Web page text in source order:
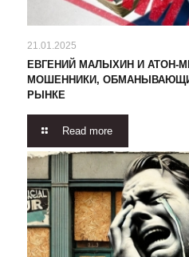
21.01.2025
ЕВГЕНИЙ МАЛЫХИН И АТОН-
МОШЕННИКИ,
РЫНКЕ
Read more